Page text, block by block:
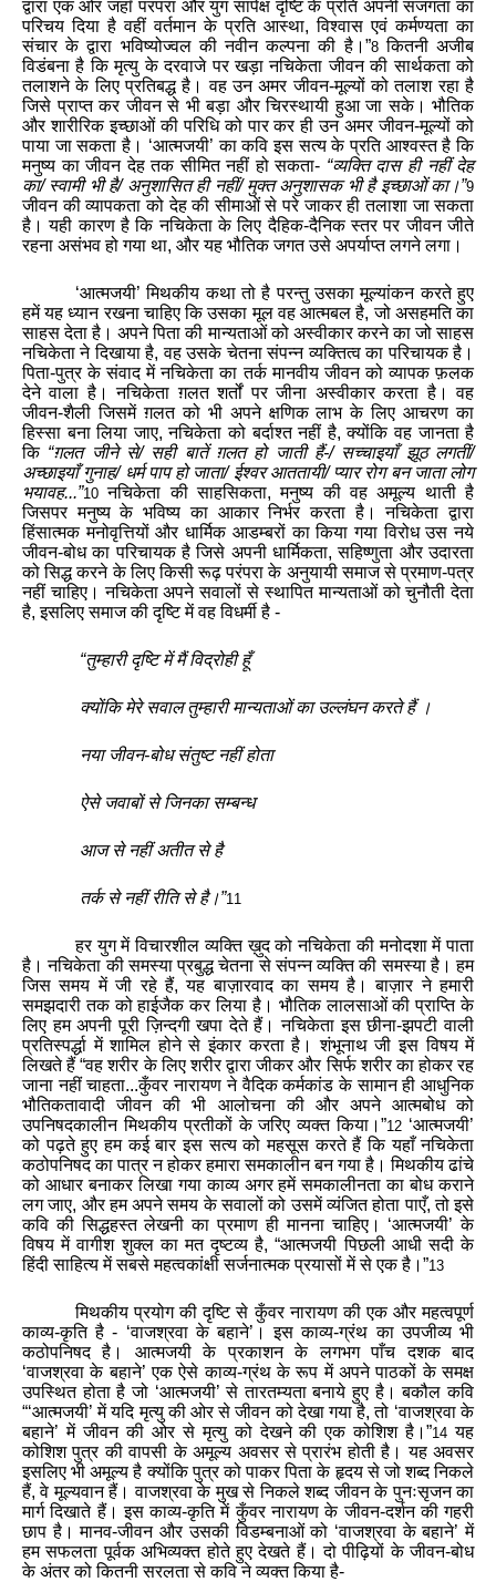
द्वारा एक ओर जहाँ परंपरा और युग सापेक्ष दृष्टि के प्रति अपनी सजगता का
परिचय दिया है वहीं वर्तमान के प्रति आस्था,विश्वास एवं कर्मण्यता का
संचार के द्वारा भविष्योज्वल की नवीन कल्पना की है। ”8 कितनी अजीब
विडंबना है कि मृत्यु के दरवाजे पर खड़ा नचिकेता जीवन की सार्थकता को
तलाशने के लिए प्रतिबद्ध है । वह उन अमर जीवन-मूल्यों को तलाश रहा है
जिसे प्राप्त कर जीवन से भी बड़ा और चिरस्थायी हुआ जा सके। भौतिक
और शारीरिक इच्छाओं की परिधि को पार कर ही उन अमर जीवन-मूल्यों को
पाया जा सकता है । ‘आत्मजयी’ का कवि इस सत्य के प्रति आश्वस्त है कि
मनुष्य का जीवन देह तक सीमित नहीं हो सकता- “व्यक्ति दास ही नहीं देह
का/ स्वामी भी है/ अनुशासित ही नहीं/मुक्त अनुशासक भी है इच्छाओं का।”9
जीवन की व्यापकता को देह की सीमाओं से परे जाकर ही तलाशा जा सकता
है । यही कारण है कि नचिकेता के लिए दैहिक-दैनिक स्तर पर जीवन जीते
रहना असंभव हो गया था, और यह भौतिक जगत उसे अपर्याप्त लगने लगा ।
‘आत्मजयी’ मिथकीय कथा तो है परन्तु उसका मूल्यांकन करते हुए
हमें यह ध्यान रखना चाहिए कि उसका मूल वह आत्मबल है,जो असहमति का
साहस देता है । अपने पिता की मान्यताओं को अस्वीकार करने का जो साहस
नचिकेता ने दिखाया है,वह उसके चेतना संपन्न व्यक्तित्व का परिचायक है ।
पिता-पुत्र के संवाद में नचिकेता का तर्क मानवीय जीवन को व्यापक फ़लक
देने वाला है। नचिकेता ग़लत शर्तों पर जीना अस्वीकार करता है।
वह
जीवन-शैली जिसमें ग़लत को भी अपने क्षणिक लाभ के लिए आचरण का
हिस्सा बना लिया जाए, नचिकेता को बर्दाश्त नहीं है,क्योंकि वह जानता है
कि “ग़लत जीने से/ सही बातें ग़लत हो जाती हैं-/ सच्चाइयाँ झूठ लगतीं/
अच्छाइयाँ गुनाह/ धर्म पाप हो जाता/ ईश्वर आततायी/ प्यार रोग बन जाता लोग
भयावह...”10 नचिकेता की साहसिकता,मनुष्य की वह अमूल्य थाती है
जिसपर मनुष्य के भविष्य का आकार निर्भर करता है। नचिकेता द्वारा
हिंसात्मक मनोवृत्तियों और धार्मिक आडम्बरों का किया गया विरोध उस नये
जीवन-बोध का परिचायक है जिसे अपनी धार्मिकता,सहिष्णुता और उदारता
को सिद्ध करने के लिए किसी रूढ़ परंपरा के अनुयायी समाज से प्रमाण-पत्र
नहीं चाहिए।नचिकेता अपने सवालों से स्थापित मान्यताओं को चुनौती देता
है,इसलिए समाज की दृष्टि में वह विधर्मी है -
“तुम्हारी दृष्टि में मैं विद्रोही हूँ
क्योंकि मेरे सवाल तुम्हारी मान्यताओं का उल्लंघन करते हैं ।
नया जीवन-बोध संतुष्ट नहीं होता
ऐसे जवाबों से जिनका सम्बन्ध
आज से नहीं अतीत से है
तर्क से नहीं रीति से है।”11
हर युग में विचारशील व्यक्ति ख़ुद को नचिकेता की मनोदशा में पाता
है । नचिकेता की समस्या प्रबुद्ध चेतना से संपन्न व्यक्ति की समस्या है। हम
जिस समय में जी रहे हैं,यह बाज़ारवाद का समय है। बाज़ार ने हमारी
समझदारी तक को हाईजैक कर लिया है। भौतिक लालसाओं की प्राप्ति के
लिए हम अपनी पूरी ज़िन्दगी खपा देते हैं । नचिकेता इस छीना-झपटी वाली
प्रतिस्पर्द्धा में शामिल होने से इंकार करता है । शंभूनाथ जी इस विषय में
लिखते हैं “वह शरीर के लिए शरीर द्वारा जीकर और सिर्फ शरीर का होकर रह
जाना नहीं चाहता...कुँवर नारायण ने वैदिक कर्मकांड के सामान ही आधुनिक
भौतिकतावादी जीवन की भी आलोचना की और अपने आत्मबोध को
उपनिषदकालीन मिथकीय प्रतीकों के जरिए व्यक्त किया ।”12 ‘आत्मजयी’
को पढ़ते हुए हम कई बार इस सत्य को महसूस करते हैं कि यहाँ नचिकेता
कठोपनिषद का पात्र न होकर हमारा समकालीन बन गया है । मिथकीय ढांचे
को आधार बनाकर लिखा गया काव्य अगर हमें समकालीनता का बोध कराने
लग जाए, और हम अपने समय के सवालों को उसमें व्यंजित होता पाएँ,तो इसे
कवि की सिद्धहस्त लेखनी का प्रमाण ही मानना चाहिए। ‘आत्मजयी’ के
विषय में वागीश शुक्ल का मत दृष्टव्य है, “आत्मजयी पिछली आधी सदी के
हिंदी साहित्य में सबसे महत्वकांक्षी सर्जनात्मक प्रयासों में से एक है । ”13
मिथकीय प्रयोग की दृष्टि से कुँवर नारायण की एक और महत्वपूर्ण
काव्य-कृति है - ‘वाजश्रवा के बहाने’ । इस काव्य-ग्रंथ का उपजीव्य भी
कठोपनिषद
है । आत्मजयी के प्रकाशन के लगभग पाँच दशक
बाद
‘वाजश्रवा के बहाने’ एक ऐसे काव्य-ग्रंथ के रूप में अपने पाठकों के समक्ष
उपस्थित होता है जो ‘आत्मजयी’ से तारतम्यता बनाये हुए है। बकौल कवि
“‘आत्मजयी’ में यदि मृत्यु की ओर से जीवन को देखा गया है,तो ‘वाजश्रवा के
बहाने’ में जीवन की ओर से मृत्यु को देखने की एक कोशिश है ।”14 यह
कोशिश पुत्र की वापसी के अमूल्य अवसर से प्रारंभ होती है । यह अवसर
इसलिए भी अमूल्य है क्योंकि पुत्र को पाकर पिता के हृदय से जो शब्द निकले
हैं,वे मूल्यवान हैं । वाजश्रवा के मुख से निकले शब्द जीवन के पुनःसृजन का
मार्ग दिखाते हैं। इस काव्य-कृति में कुँवर नारायण के जीवन-दर्शन की गहरी
छाप है। मानव-जीवन और उसकी विडम्बनाओं को ‘वाजश्रवा के बहाने’ में
हम सफलता पूर्वक अभिव्यक्त होते हुए देखते हैं। दो पीढ़ियों के जीवन-बोध
के अंतर को कितनी सरलता से कवि ने व्यक्त किया है-